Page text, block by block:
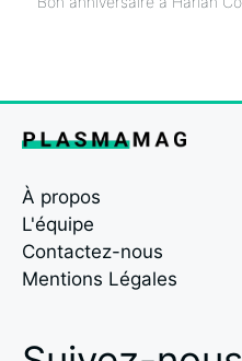
À propos
L'équipe
Contactez-nous
Mentions Légales